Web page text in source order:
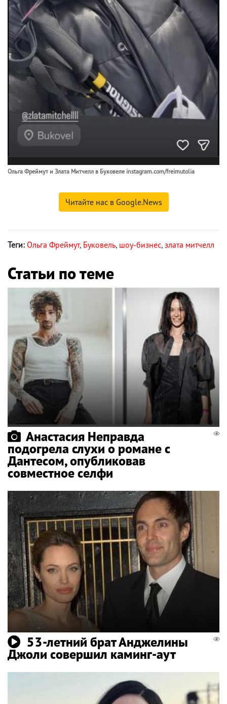
Ольга Фреймут и Злата Митчелл в Буковеле instagram.com/freimutolia
Читайте нас в Google.News
Теги: Ольга Фреймут, Буковель, шоу-бизнес, злата митчелл
Статьи по теме
Анастасия Неправда
подогрела слухи о романе с
Дантесом, опубликовав
совместное селфи
53-летний брат Анджелины
Джоли совершил каминг-аут